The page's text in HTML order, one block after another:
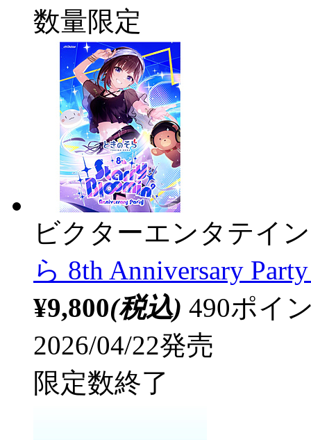
数量限定
ビクターエンタテイ
ら 8th Anniversary
¥9,800(税込) 490ポイ
2026/04/22発売
限定数終了